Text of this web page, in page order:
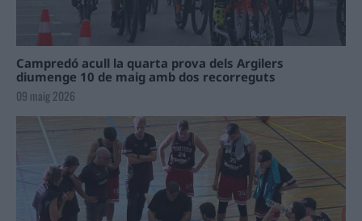
Campredó acull la quarta prova dels Argilers
diumenge 10 de maig amb dos recorreguts
09 maig 2026